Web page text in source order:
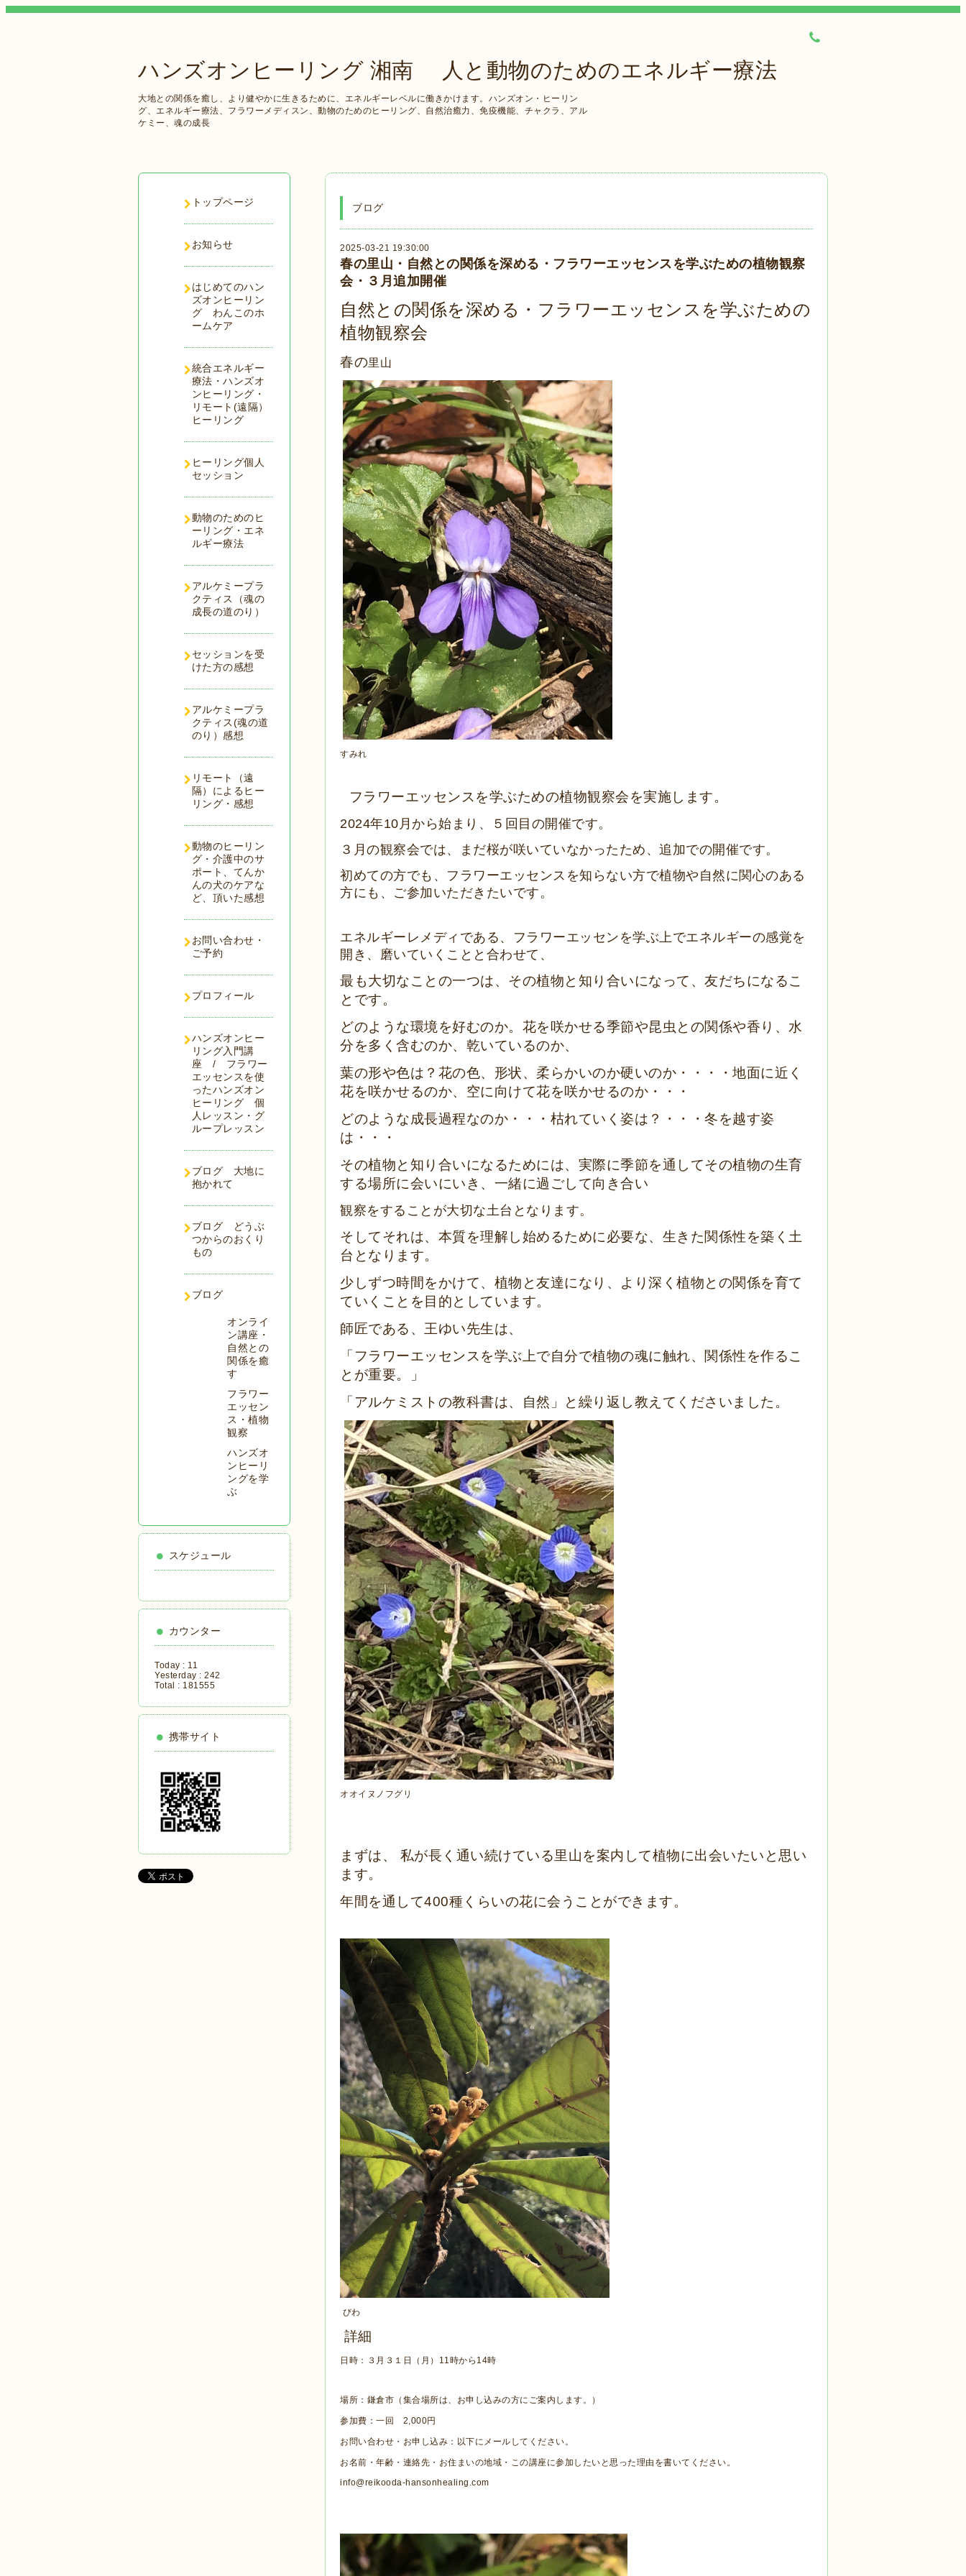
ハンズオンヒーリング 湘南 人と動物のためのエネルギー療法
大地との関係を癒し、より健やかに生きるために、エネルギーレベルに働きかけます。ハンズオン・ヒーリン
グ、エネルギー療法、フラワーメディスン、動物のためのヒーリング、自然治癒力、免疫機能、チャクラ、アル
ケミー、魂の成長
ブログ
2025-03-21 19:30:00
春の里山・自然との関係を深める・フラワーエッセンスを学ぶための植物観察
会・３月追加開催
自然との関係を深める・フラワーエッセンスを学ぶための
植物観察会
春の里山
すみれ
フラワーエッセンスを学ぶための植物観察会を実施します。
2024年10月から始まり、５回目の開催です。
３月の観察会では、まだ桜が咲いていなかったため、追加での開催です。
初めての方でも、フラワーエッセンスを知らない方で植物や自然に関心のある
方にも、ご参加いただきたいです。
エネルギーレメディである、フラワーエッセンを学ぶ上でエネルギーの感覚を
開き、磨いていくことと合わせて、
最も大切なことの一つは、その植物と知り合いになって、友だちになるこ
とです。
どのような環境を好むのか。花を咲かせる季節や昆虫との関係や香り、水
分を多く含むのか、乾いているのか、
葉の形や色は？花の色、形状、柔らかいのか硬いのか・・・・地面に近く
花を咲かせるのか、空に向けて花を咲かせるのか・・・
どのような成長過程なのか・・・枯れていく姿は？・・・冬を越す姿
は・・・
その植物と知り合いになるためには、実際に季節を通してその植物の生育
する場所に会いにいき、一緒に過ごして向き合い
観察をすることが大切な土台となります。
そしてそれは、本質を理解し始めるために必要な、生きた関係性を築く土
台となります。
少しずつ時間をかけて、植物と友達になり、より深く植物との関係を育て
ていくことを目的としています。
師匠である、王ゆい先生は、
「フラワーエッセンスを学ぶ上で自分で植物の魂に触れ、関係性を作るこ
とが重要。」
「アルケミストの教科書は、自然」と繰り返し教えてくださいました。
オオイヌノフグリ
まずは、 私が長く通い続けている里山を案内して植物に出会いたいと思い
ます。
年間を通して400種くらいの花に会うことができます。
びわ
詳細
日時：３月３１日（月）11時から14時
場所：鎌倉市（集合場所は、お申し込みの方にご案内します。）
参加費：一回 2,000円
お問い合わせ・お申し込み：以下にメールしてください。
お名前・年齢・連絡先・お住まいの地域・この講座に参加したいと思った理由を書いてください。
info@reikooda-hansonhealing.com
トップページ
お知らせ
はじめてのハン
ズオンヒーリン
グ わんこのホ
ームケア
統合エネルギー
療法・ハンズオ
ンヒーリング・
リモート(遠隔）
ヒーリング
ヒーリング個人
セッション
動物のためのヒ
ーリング・エネ
ルギー療法
アルケミープラ
クティス（魂の
成長の道のり）
セッションを受
けた方の感想
アルケミープラ
クティス(魂の道
のり）感想
リモート（遠
隔）によるヒー
リング・感想
動物のヒーリン
グ・介護中のサ
ポート、てんか
んの犬のケアな
ど、頂いた感想
お問い合わせ・
ご予約
プロフィール
ハンズオンヒー
リング入門講
座 / フラワー
エッセンスを使
ったハンズオン
ヒーリング 個
人レッスン・グ
ループレッスン
ブログ 大地に
抱かれて
ブログ どうぶ
つからのおくり
もの
ブログ
オンライ
ン講座・
自然との
関係を癒
す
フラワー
エッセン
ス・植物
観察
ハンズオ
ンヒーリ
ングを学
ぶ
スケジュール
カウンター
Today : 11
Yesterday : 242
Total : 181555
携帯サイト